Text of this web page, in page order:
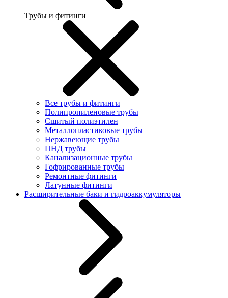
Трубы и фитинги
Все трубы и фитинги
Полипропиленовые трубы
Сшитый полиэтилен
Металлопластиковые трубы
Нержавеющие трубы
ПНД трубы
Канализационные трубы
Гофрированные трубы
Ремонтные фитинги
Латунные фитинги
Расширительные баки и гидроаккумуляторы